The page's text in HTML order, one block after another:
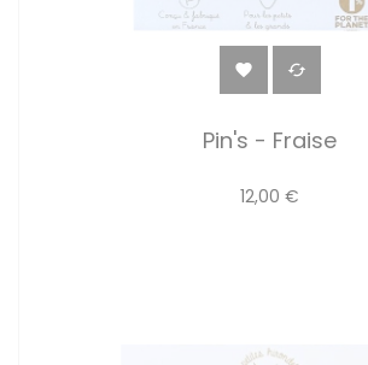
 
Pin's - Fraise
12,00 €